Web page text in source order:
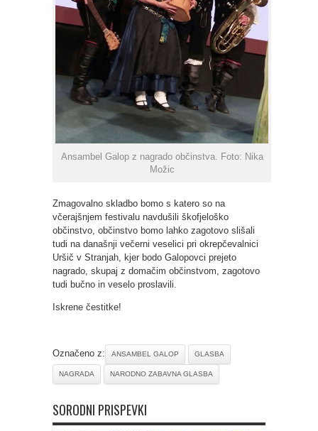
Ansambel Galop z nagrado občinstva. Foto: Nika
Možic
Zmagovalno skladbo bomo s katero so na
včerajšnjem festivalu navdušili škofjeloško
občinstvo, občinstvo bomo lahko zagotovo slišali
tudi na današnji večerni veselici pri okrepčevalnici
Uršič v Stranjah, kjer bodo Galopovci prejeto
nagrado, skupaj z domačim občinstvom, zagotovo
tudi bučno in veselo proslavili.
Iskrene čestitke!
Označeno z: ANSAMBEL GALOP GLASBA
NAGRADA NARODNO ZABAVNA GLASBA
SORODNI PRISPEVKI